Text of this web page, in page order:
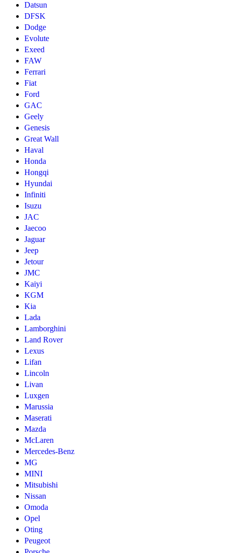
Datsun
DFSK
Dodge
Evolute
Exeed
FAW
Ferrari
Fiat
Ford
GAC
Geely
Genesis
Great Wall
Haval
Honda
Hongqi
Hyundai
Infiniti
Isuzu
JAC
Jaecoo
Jaguar
Jeep
Jetour
JMC
Kaiyi
KGM
Kia
Lada
Lamborghini
Land Rover
Lexus
Lifan
Lincoln
Livan
Luxgen
Marussia
Maserati
Mazda
McLaren
Mercedes-Benz
MG
MINI
Mitsubishi
Nissan
Omoda
Opel
Oting
Peugeot